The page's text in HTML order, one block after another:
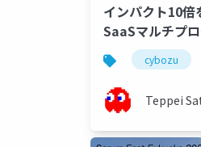
インパクト10倍
SaaSマルチプ
ウズ開発組織の
cybozu
Teppei